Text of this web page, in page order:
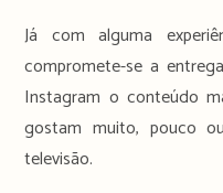
Já com alguma
compromete-se a
Instagram o conteúdo
gostam muito, pouco
televisão.